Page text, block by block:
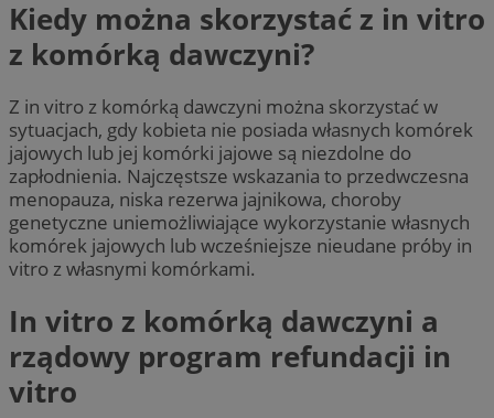
Kiedy można skorzystać z in vitro
z komórką dawczyni?
Z in vitro z komórką dawczyni można skorzystać w
sytuacjach, gdy kobieta nie posiada własnych komórek
jajowych lub jej komórki jajowe są niezdolne do
zapłodnienia. Najczęstsze wskazania to przedwczesna
menopauza, niska rezerwa jajnikowa, choroby
genetyczne uniemożliwiające wykorzystanie własnych
komórek jajowych lub wcześniejsze nieudane próby in
vitro z własnymi komórkami.
In vitro z komórką dawczyni a
rządowy program refundacji in
vitro